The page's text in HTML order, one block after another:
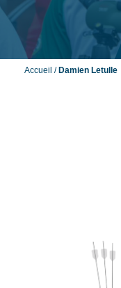
Accueil / Damien Letulle